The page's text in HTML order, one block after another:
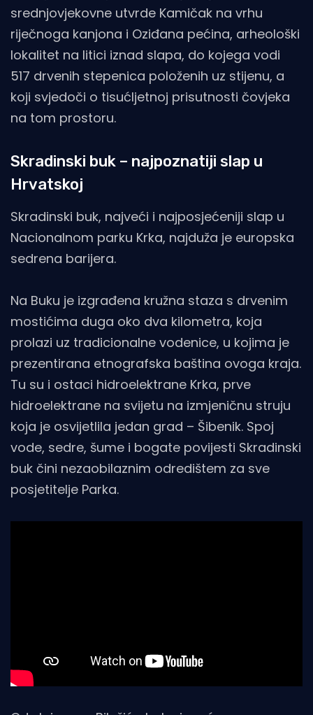
srednjovjekovne utvrde Kamičak na vrhu
riječnoga kanjona i Oziđana pećina, arheološki
lokalitet na litici iznad slapa, do kojega vodi
517 drvenih stepenica položenih uz stijenu, a
koji svjedoči o tisućljetnoj prisutnosti čovjeka
na tom prostoru.
Skradinski buk – najpoznatiji slap u
Hrvatskoj
Skradinski buk, najveći i najposjećeniji slap u
Nacionalnom parku Krka, najduža je europska
sedrena barijera.
Na Buku je izgrađena kružna staza s drvenim
mostićima duga oko dva kilometra, koja
prolazi uz tradicionalne vodenice, u kojima je
prezentirana etnografska baština ovoga kraja.
Tu su i ostaci hidroelektrane Krka, prve
hidroelektrane na svijetu na izmjeničnu struju
koja je osvijetlila jedan grad – Šibenik. Spoj
vode, sedre, šume i bogate povijesti Skradinski
buk čini nezaobilaznim odredištem za sve
posjetitelje Parka.